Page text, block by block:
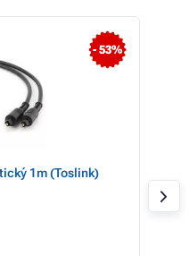
- 53%
1m (Toslink)